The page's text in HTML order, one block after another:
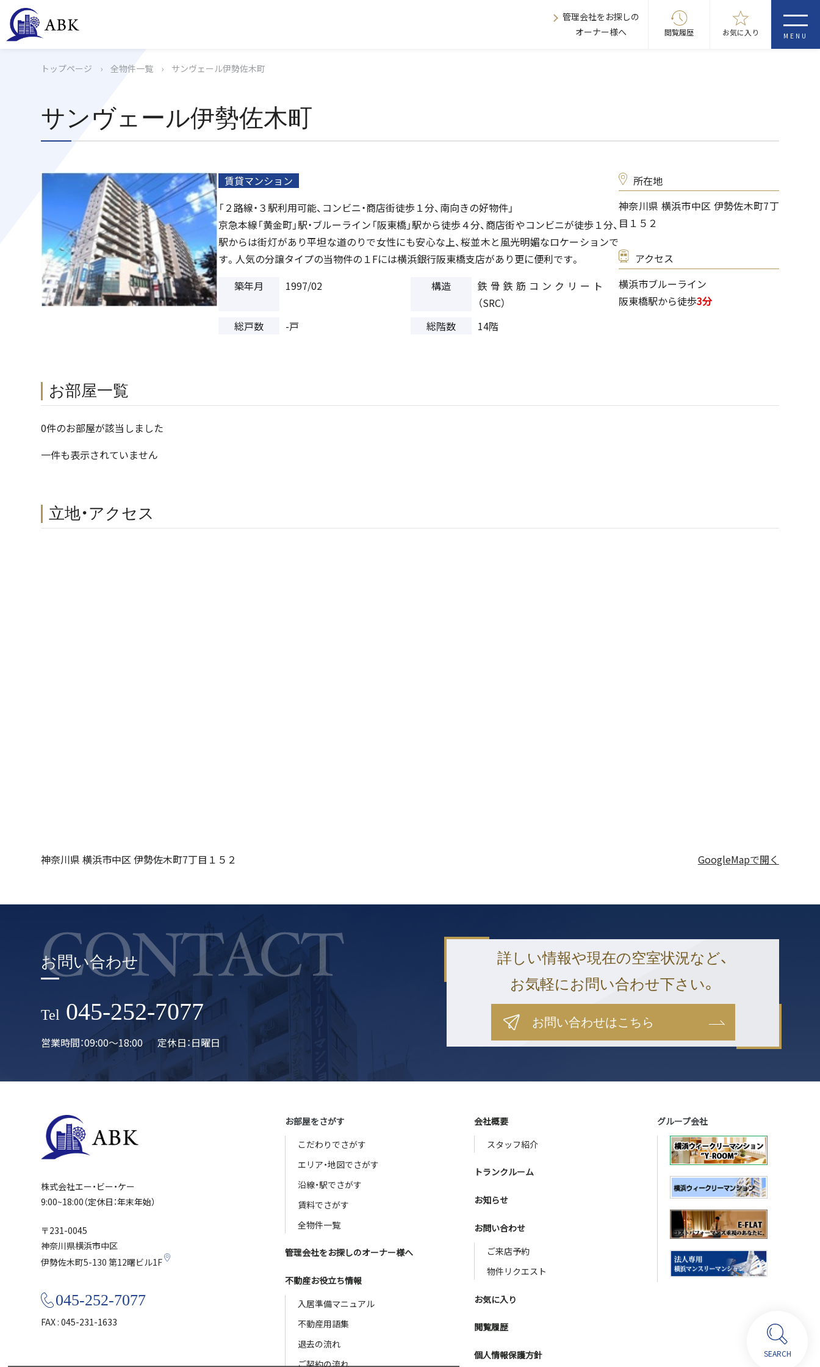
管理会社をお探しの
オーナー様へ
閲覧履歴 お気に入り MENU
トップページ › 全物件一覧 › サンヴェール伊勢佐木町
サンヴェール伊勢佐木町
賃貸マンション
「２路線・３駅利用可能、コンビニ・商店街徒歩１分、南向きの好物件」
京急本線「黄金町」駅・ブルーライン「阪東橋」駅から徒歩４分、商店街やコンビニが徒歩１分、
駅からは街灯があり平坦な道のりで女性にも安心な上、桜並木と風光明媚なロケーションで
す。人気の分譲タイプの当物件の１Fには横浜銀行阪東橋支店があり更に便利です。
築年月
1997/02 構造
鉄骨鉄筋コンクリート
（SRC）
総戸数
-戸 総階数 14階
所在地
神奈川県 横浜市中区 伊勢佐木町7丁
目１５２
アクセス
横浜市ブルーライン
阪東橋駅から徒歩3分
お部屋一覧
0件のお部屋が該当しました
一件も表示されていません
立地・アクセス
神奈川県 横浜市中区 伊勢佐木町7丁目１５２ GoogleMapで開く
お問い合わせ
Tel 045-252-7077
営業時間：09:00〜18:00 定休日：日曜日
詳しい情報や現在の空室状況など、
お気軽にお問い合わせ下さい。
お問い合わせはこちら
株式会社エー・ビー・ケー
9:00~18:00（定休日：年末年始）
〒231-0045
神奈川県横浜市中区
伊勢佐木町5-130 第12曙ビル1F
045-252-7077
FAX : 045-231-1633
お部屋をさがす
こだわりでさがす
エリア・地図でさがす
沿線・駅でさがす
賃料でさがす
全物件一覧
管理会社をお探しのオーナー様へ
不動産お役立ち情報
入居準備マニュアル
不動産用語集
退去の流れ
ご契約の流れ
会社概要
スタッフ紹介
トランクルーム
お知らせ
お問い合わせ
ご来店予約
物件リクエスト
お気に入り
閲覧履歴
個人情報保護方針
グループ会社
SEARCH